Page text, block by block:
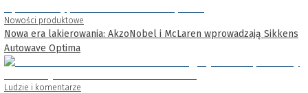
Nowości produktowe
Nowa era lakierowania: AkzoNobel i McLaren wprowadzają Sikkens
Autowave Optima
Ludzie i komentarze